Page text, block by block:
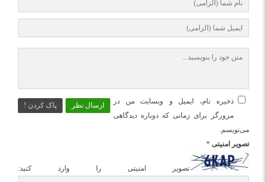
ارسال نظر پاک کردن !
ذخیره نام، ایمیل و وبسایت من در
مرورگر برای زمانی که دوباره دیدگاهی
می‌نویسم.
تصویر امنیتی *
تصویر امنیتی را وارد کنید: